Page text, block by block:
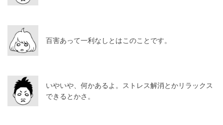
百害あって一利なしとはこのことです。
いやいや、何かあるよ。ストレス解消とかリラックス
できるとかさ。